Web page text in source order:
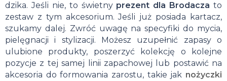
dzika. Jeśli nie, to świetny prezent dla Brodacza to
zestaw z tym akcesorium. Jeśli już posiada kartacz,
szukamy dalej. Zwróć uwagę na specyfiki do mycia,
pielęgnacji i stylizacji. Możesz uzupełnić zapasy o
ulubione produkty, poszerzyć kolekcję o kolejne
pozycje z tej samej linii zapachowej lub postawić na
akcesoria do formowania zarostu, takie jak nożyczki